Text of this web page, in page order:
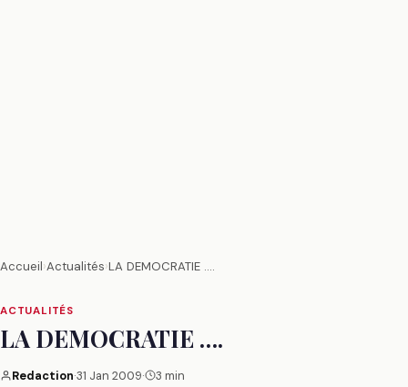
Accueil›Actualités›LA DEMOCRATIE ….
ACTUALITÉS
LA DEMOCRATIE ….
Redaction·31 Jan 2009· 3 min